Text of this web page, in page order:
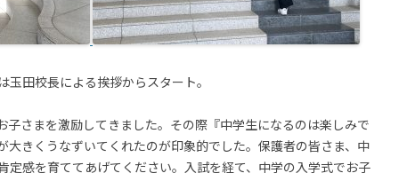
田校長による挨拶からスタート。
子さまを激励してきました。その際『中学生になるのは楽しみで
大きくうなずいてくれたのが印象的でした。保護者の皆さま、中
定感を育ててあげてください。入試を経て、中学の入学式でお子